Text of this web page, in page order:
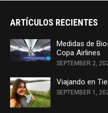
ARTÍCULOS RECIENTES
Medidas de
Copa Airlines
SEPTEMBER 2,
Viajando en
SEPTEMBER 1,